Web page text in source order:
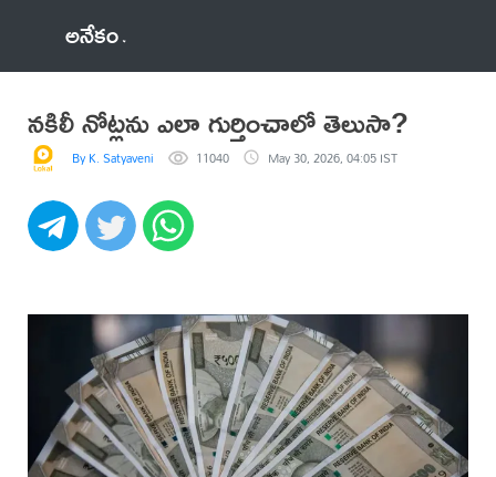
అనేకం
నకిలీ నోట్లను ఎలా గుర్తించాలో తెలుసా?
By K. Satyaveni 11040 May 30, 2026, 04:05 IST